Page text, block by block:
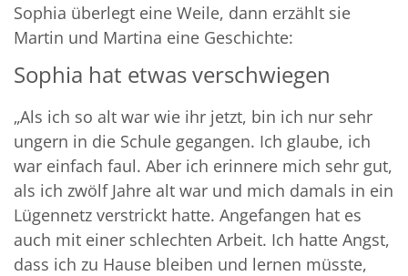
Sophia überlegt eine Weile, dann erzählt sie
Martin und Martina eine Geschichte:
Sophia hat etwas verschwiegen
„Als ich so alt war wie ihr jetzt, bin ich nur sehr
ungern in die Schule gegangen. Ich glaube, ich
war einfach faul. Aber ich erinnere mich sehr gut,
als ich zwölf Jahre alt war und mich damals in ein
Lügennetz verstrickt hatte. Angefangen hat es
auch mit einer schlechten Arbeit. Ich hatte Angst,
dass ich zu Hause bleiben und lernen müsste,